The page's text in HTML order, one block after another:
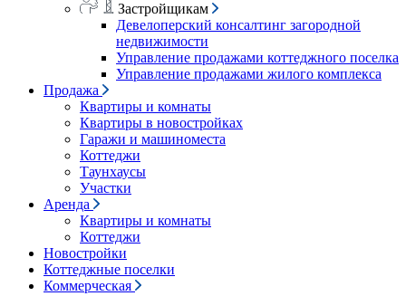
Застройщикам
Девелоперский консалтинг загородной
недвижимости
Управление продажами коттеджного поселка
Управление продажами жилого комплекса
Продажа
Квартиры и комнаты
Квартиры в новостройках
Гаражи и машиноместа
Коттеджи
Таунхаусы
Участки
Аренда
Квартиры и комнаты
Коттеджи
Новостройки
Коттеджные поселки
Коммерческая